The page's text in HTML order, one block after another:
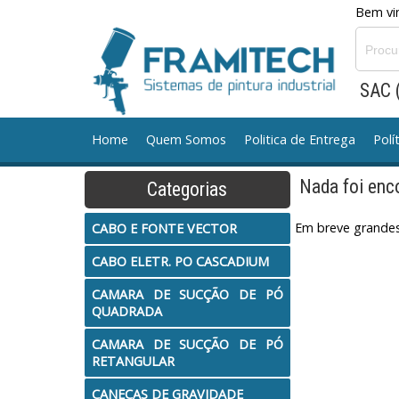
Bem
Home Quem Somos Politica de Entrega
CABO E FONTE VECTOR CABO ELETR. PO
CANECAS DE GRAVIDADE CANECAS DE SUCCAO
CONJ. MANGUEIRA TINTA CONJ. MOTOR A AR
Equipamento Manual TCA MILLENIUM
MANGUEIRA AR
Categorias
CABO E FONTE VECTOR
CABO ELETR. PO CASCADIUM
CAMARA DE SUCÇÃO DE PÓ
QUADRADA
CAMARA DE SUCÇÃO DE PÓ
RETANGULAR
CANECAS DE GRAVIDADE
Nada foi
Em breve